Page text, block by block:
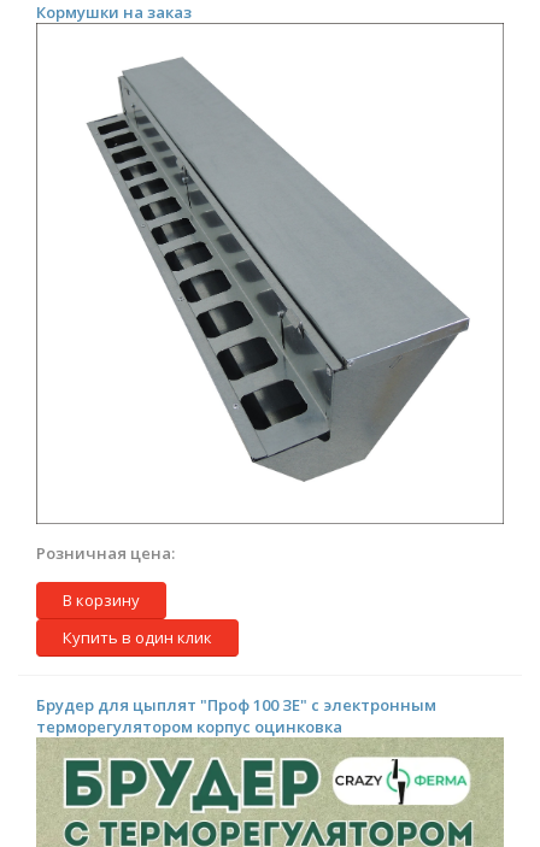
Кормушки на заказ
Розничная цена:
В корзину
Купить в один клик
Брудер для цыплят "Проф 100 ЗE" с электронным
терморегулятором корпус оцинковка